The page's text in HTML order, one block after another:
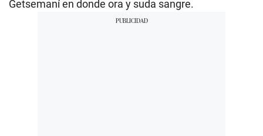
Getsemaní en donde ora y suda sangre.